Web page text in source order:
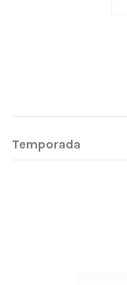
Temporada